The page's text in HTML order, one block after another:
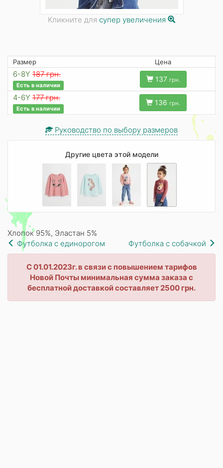
Кликните для супер увеличения
Размер Цена
6-8Y 187 грн.
Есть в наличии
137 грн.
4-6Y 177 грн.
Есть в наличии
136 грн.
Руководство по выбору размеров
Другие цвета этой модели
Хлопок 95%, Эластан 5%
Футболка с единорогом
Футболка с собачкой
С 01.01.2023г. в связи с повышением тарифов
Новой Почты минимальная сумма заказа с
бесплатной доставкой составляет 2500 грн.